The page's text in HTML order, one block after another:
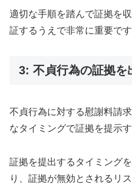
適切な手順を踏んで証拠を
証するうえで非常に重要です
3: 不貞行為の証拠を
不貞行為に対する慰謝料請
なタイミングで証拠を提示
証拠を提出するタイミング
り、証拠が無効とされるリ